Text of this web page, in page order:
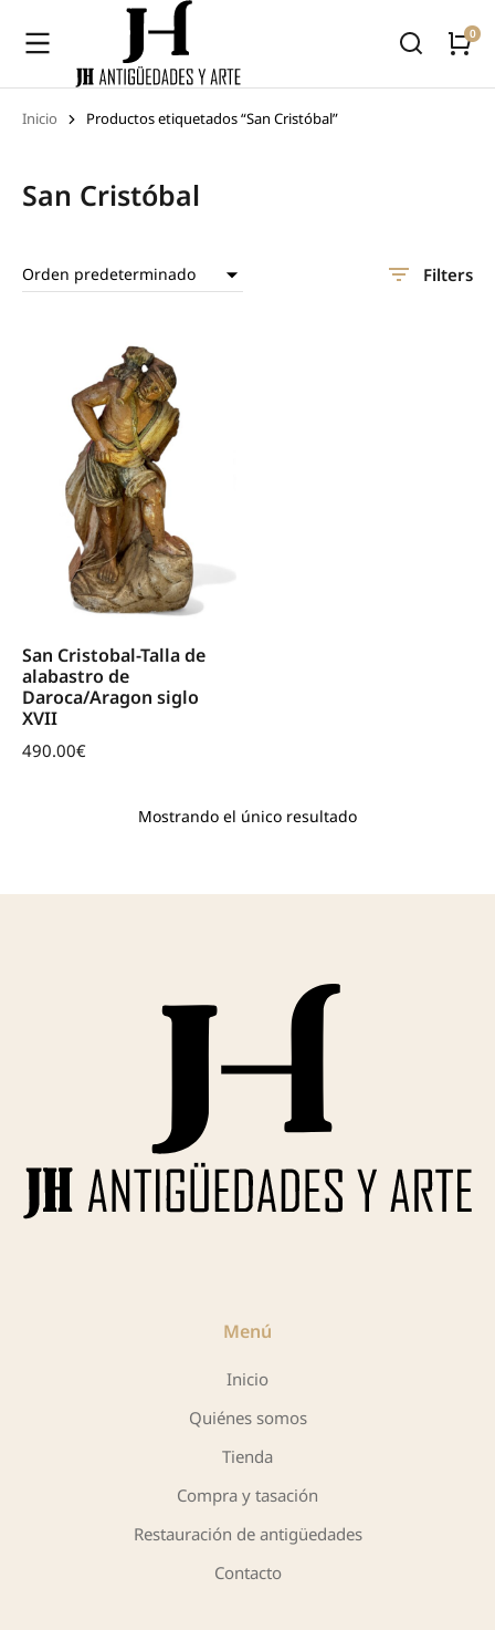
Estás aquí:
Inicio Productos etiquetados “San Cristóbal”
San Cristóbal
Filters
San Cristobal-Talla de
alabastro de
Daroca/Aragon siglo
XVII
490.00€
Mostrando el único resultado
Menú
Inicio
Quiénes somos
Tienda
Compra y tasación
Restauración de antigüedades
Contacto